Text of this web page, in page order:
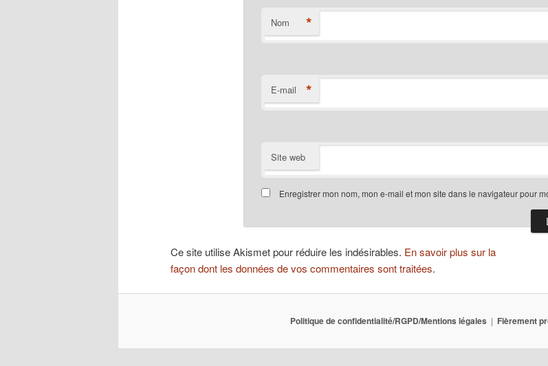
Nom *
E-mail *
Site web
Enregistrer mon nom, mon e-mail et mon site dans le navigateur pour
Ce site utilise Akismet pour réduire les indésirables. En savoir plus sur la
façon dont les données de vos commentaires sont traitées.
Politique de confidentialité/RGPD/Mentions légales Fièrement